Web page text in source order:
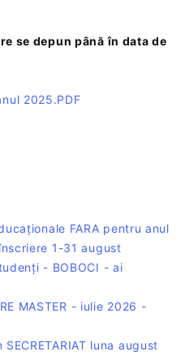
se depun până în data de
2025.PDF
FARA pentru anul
1-31 august
- BOBOCI - ai
MASTER - iulie 2026 -
SECRETARIAT luna august